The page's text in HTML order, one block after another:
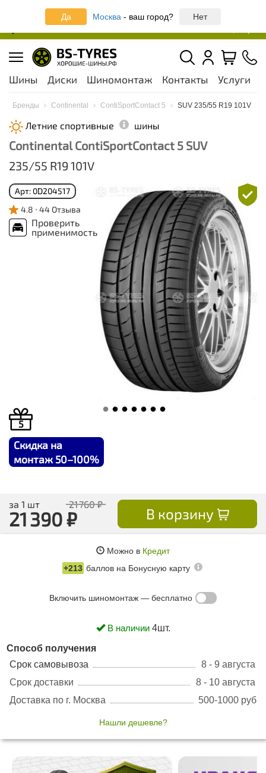
Записаться онлайн на шиномонтаж
Да Москва - ваш город? Нет
Шины Диски Шиномонтаж Контакты Услуги
Бренды Continental ContiSportContact 5 SUV 235/55 R19 101V
Летние спортивные шины
Continental ContiSportContact 5 SUV
235/55 R19 101V
Арт: 0D204517
4.8
44 Отзыва
Проверить
применимость
5
Скидка на
монтаж 50–100%
за 1 шт 21 760 ₽
21 390₽ В корзину
Можно в Кредит
+213 баллов на Бонусную карту
Включить шиномонтаж — бесплатно
В наличии 4шт.
Способ получения
Срок самовывоза
8 - 9 августа
Срок доставки
8 - 10 августа
Доставка по г. Москва
500-1000 руб
Нашли дешевле?